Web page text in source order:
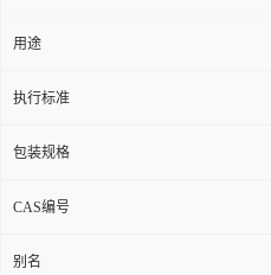
用途
执行标准
包装规格
CAS编号
别名